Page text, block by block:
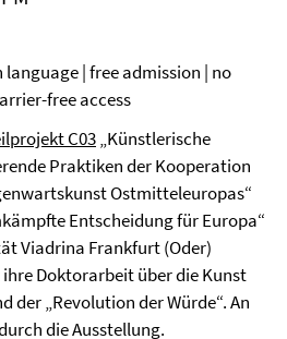
language | free admission | no
free access
C03„Künstlerische
Praktiken der Kooperation
Ostmitteleuropas“
Entscheidung für Europa“
Viadrina Frankfurt (Oder)
Doktorarbeit über die Kunst
der „Revolution der Würde“. An
die Ausstellung.